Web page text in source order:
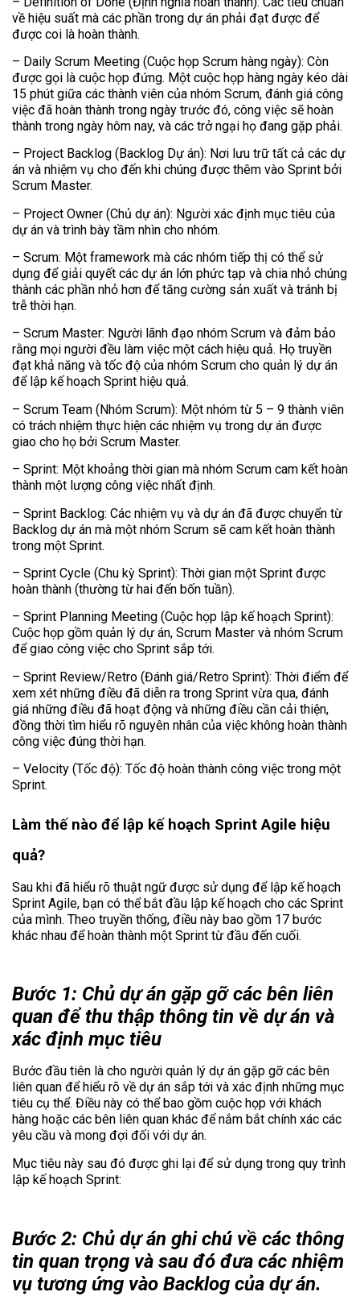
về hiệu suất mà các phần trong dự án phải đạt được để
được coi là hoàn thành.
– Daily Scrum Meeting (Cuộc họp Scrum hàng ngày): Còn
được gọi là cuộc họp đứng. Một cuộc họp hàng ngày kéo dài
15 phút giữa các thành viên của nhóm Scrum, đánh giá công
việc đã hoàn thành trong ngày trước đó, công việc sẽ hoàn
thành trong ngày hôm nay, và các trở ngại họ đang gặp phải.
– Project Backlog (Backlog Dự án): Nơi lưu trữ tất cả các dự
án và nhiệm vụ cho đến khi chúng được thêm vào Sprint bởi
Scrum Master.
– Project Owner (Chủ dự án): Người xác định mục tiêu của
dự án và trình bày tầm nhìn cho nhóm.
– Scrum: Một framework mà các nhóm tiếp thị có thể sử
dụng để giải quyết các dự án lớn phức tạp và chia nhỏ chúng
thành các phần nhỏ hơn để tăng cường sản xuất và tránh bị
trễ thời hạn.
– Scrum Master: Người lãnh đạo nhóm Scrum và đảm bảo
rằng mọi người đều làm việc một cách hiệu quả. Họ truyền
đạt khả năng và tốc độ của nhóm Scrum cho quản lý dự án
để lập kế hoạch Sprint hiệu quả.
– Scrum Team (Nhóm Scrum): Một nhóm từ 5 – 9 thành viên
có trách nhiệm thực hiện các nhiệm vụ trong dự án được
giao cho họ bởi Scrum Master.
– Sprint: Một khoảng thời gian mà nhóm Scrum cam kết hoàn
thành một lượng công việc nhất định.
– Sprint Backlog: Các nhiệm vụ và dự án đã được chuyển từ
Backlog dự án mà một nhóm Scrum sẽ cam kết hoàn thành
trong một Sprint.
– Sprint Cycle (Chu kỳ Sprint): Thời gian một Sprint được
hoàn thành (thường từ hai đến bốn tuần).
– Sprint Planning Meeting (Cuộc họp lập kế hoạch Sprint):
Cuộc họp gồm quản lý dự án, Scrum Master và nhóm Scrum
để giao công việc cho Sprint sắp tới.
– Sprint Review/Retro (Đánh giá/Retro Sprint): Thời điểm để
xem xét những điều đã diễn ra trong Sprint vừa qua, đánh
giá những điều đã hoạt động và những điều cần cải thiện,
đồng thời tìm hiểu rõ nguyên nhân của việc không hoàn thành
công việc đúng thời hạn.
– Velocity (Tốc độ): Tốc độ hoàn thành công việc trong một
Sprint.
Làm thế nào để lập kế hoạch Sprint Agile hiệu
quả?
Sau khi đã hiểu rõ thuật ngữ được sử dụng để lập kế hoạch
Sprint Agile, bạn có thể bắt đầu lập kế hoạch cho các Sprint
của mình. Theo truyền thống, điều này bao gồm 17 bước
khác nhau để hoàn thành một Sprint từ đầu đến cuối.
Bước 1: Chủ dự án gặp gỡ các bên liên
quan để thu thập thông tin về dự án và
xác định mục tiêu
Bước đầu tiên là cho người quản lý dự án gặp gỡ các bên
liên quan để hiểu rõ về dự án sắp tới và xác định những mục
tiêu cụ thể. Điều này có thể bao gồm cuộc họp với khách
hàng hoặc các bên liên quan khác để nắm bắt chính xác các
yêu cầu và mong đợi đối với dự án.
Mục tiêu này sau đó được ghi lại để sử dụng trong quy trình
lập kế hoạch Sprint:
Bước 2: Chủ dự án ghi chú về các thông
tin quan trọng và sau đó đưa các nhiệm
vụ tương ứng vào Backlog của dự án.